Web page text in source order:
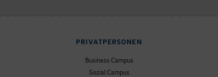
PRIVATPERSONEN
Business Campus
Sozial Campus